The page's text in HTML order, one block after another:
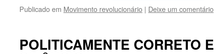
Publicado em Movimento revolucionário | Deixe um comentário
POLITICAMENTE CORRETO